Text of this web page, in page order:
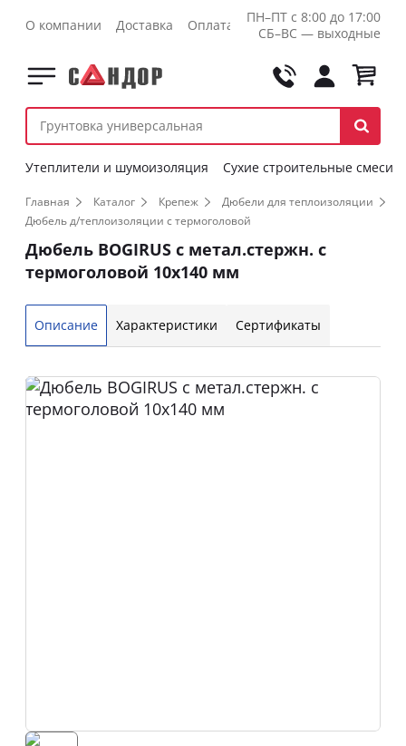
О компании Доставка Оплата Контакты Оптовикам
ПН–ПТ с 8:00 до 17:00
СБ–ВС — выходные
Утеплители и шумоизоляция Сухие строительные смеси
Главная Каталог Крепеж
Дюбели для теплоизоляции
Дюбель д/теплоизоляции с термоголовой
Дюбель BOGIRUS с метал.стержн. с
термоголовой 10х140 мм
Описание Характеристики Сертификаты